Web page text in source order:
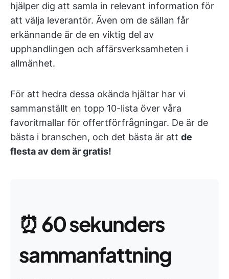
hjälper dig att samla in relevant information för
att välja leverantör. Även om de sällan får
erkännande är de en viktig del av
upphandlingen och affärsverksamheten i
allmänhet.
För att hedra dessa okända hjältar har vi
sammanställt en topp 10-lista över våra
favoritmallar för offertförfrågningar. De är de
bästa i branschen, och det bästa är att de
flesta av dem är gratis!
⏰60 sekunders
sammanfattning